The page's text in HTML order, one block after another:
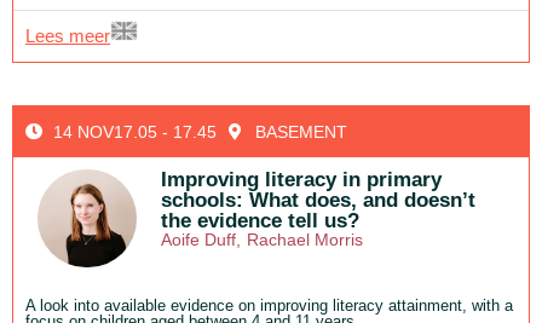
Lees meer
14 NOV17.05 - 17.45 BASEMENT
Improving literacy in primary
schools: What does, and doesn’t
the evidence tell us?
Aoife Duff, Rachael Morris
A look into available evidence on improving literacy attainment, with a